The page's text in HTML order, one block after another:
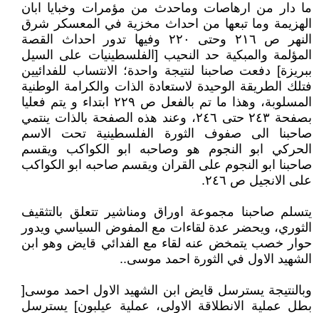
ما دار من ارهاصات وماحدث من مؤمرات وخبايا ابان
الهزيمة وما تبعها من احداث مخزية في المعسكر شرق
النهر ص ٢١٦ وحتى ٢٢٠ وفيها تدور احداث القصة
المؤلمة والمبكية حد النحيب [الفلسطينيات على السيل
ببريزة] دفعت صاحبنا لنتيجة واحدة؛ الانتساب للفدائيين
فتلك الطريقة الوحيدة لاستعادة الذات والكرامة الوطنية
المسلوبة، وهذا ما تم بالفعل ص ٢٢٩ ابتداء و يتم فعليا
بصفحة ٢٤٣ حتى ٢٤٦، وعند هذه الصفحة بالذات ينتمي
صاحبنا الى صفوف الثورة الفلسطينية تحت الاسم
الحركي ابو النجوم هو وصاحبه ابو الكواكب ويقسم
صاحبنا ابو النجوم على القران ويقسم صاحبه ابو الكواكب
على الانجيل ص ٢٤٦.
يتسلم صاحبنا مجموعة اوراق ومناشير تتعلق بالتثقيف
الثوري، ويحضر عدة لقاءات مع المفوض السياسي ويدور
حوار خصب يتمخض عنه لقاء مع الفدائي قايض وهو ابن
الشهيد الاول في الثورة احمد موسى..
وبالنتيجة يسترسل قايض ابن الشهيد الاول احمد موسى[
بطل عملية الانطلاقة الاولى، عملية عيلبون] يسترسل